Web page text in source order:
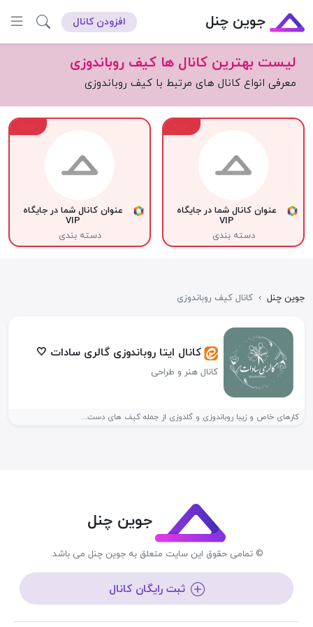
جوین چنل افزودن کانال
لیست بهترین کانال ها کیف روباندوزی
معرفی انواع کانال های مرتبط با کیف روباندوزی
عنوان کانال شما در جایگاه
VIP
دسته بندی
عنوان کانال شما در جایگاه
VIP
دسته بندی
جوین چنل › کانال کیف روباندوزی
کانال ایتا روباندوزی گالری سادات 🤍
کانال هنر و طراحی
کارهای خاص و زیبا روباندوزی و گلدوزی از جمله کیف های دست...
جوین چنل
© تمامی حقوق این سایت متعلق به جوین چنل می باشد.
ثبت رایگان کانال